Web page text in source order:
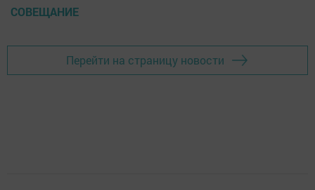
СОВЕЩАНИЕ
Перейти на страницу новости